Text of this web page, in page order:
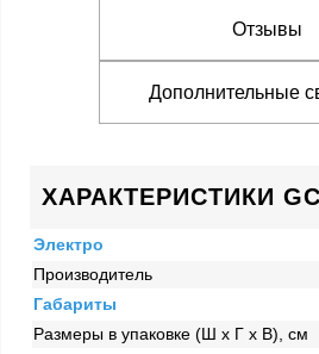
Отзывы
Дополнительные
ХАРАКТЕРИСТИКИ
Электро
Производитель
Габариты
Размеры в упаковке (Ш x Г x В), см